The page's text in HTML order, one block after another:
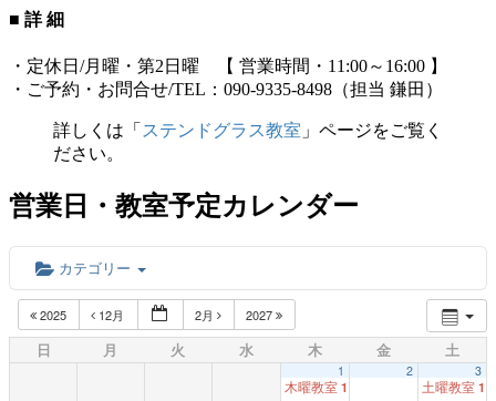
■ 詳 細
・定休日/月曜・第2日曜 【 営業時間・11:00～16:00 】
・ご予約・お問合せ/TEL：090-9335-8498（担当 鎌田）
詳しくは「 ステンドグラス教室 」ページをご覧く
ださい。
営業日・教室予定カレンダー
カテゴリー
2025 12月 2月 2027
日 月 火 水 木 金 土
1
木曜教室 1:00 PM
2 3
土曜教室